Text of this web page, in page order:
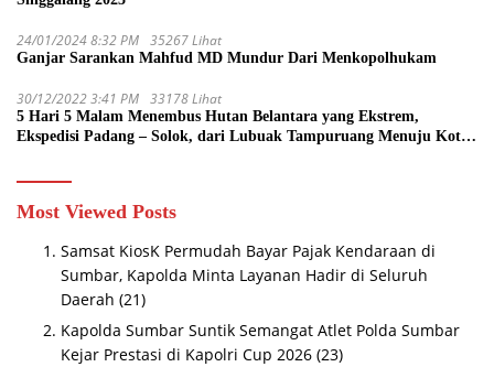
24/01/2024 8:32 PM 35267 Lihat
Ganjar Sarankan Mahfud MD Mundur Dari Menkopolhukam
30/12/2022 3:41 PM 33178 Lihat
5 Hari 5 Malam Menembus Hutan Belantara yang Ekstrem,
Ekspedisi Padang – Solok, dari Lubuak Tampuruang Menuju Koto
Most Viewed Posts
Samsat KiosK Permudah Bayar Pajak Kendaraan di
Sumbar, Kapolda Minta Layanan Hadir di Seluruh
Daerah (21)
Kapolda Sumbar Suntik Semangat Atlet Polda Sumbar
Kejar Prestasi di Kapolri Cup 2026 (23)